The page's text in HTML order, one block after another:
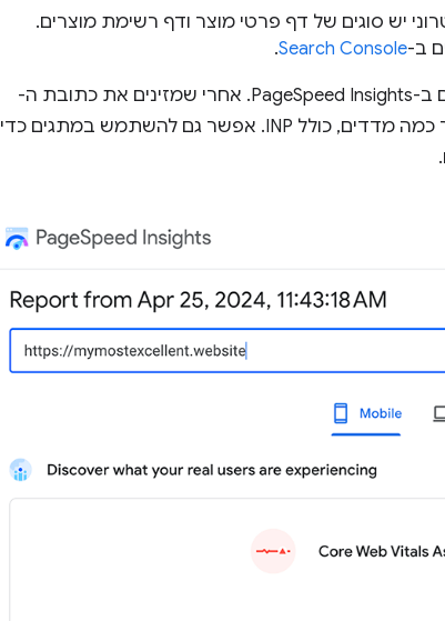
יש סוגים של דף פרטי מוצר ודף רשימת מוצרים.
Search Console
.
כנקודת התחלה, אפשר להזין את כתובת האתר שלכם ב-PageSpeed Insights. אחרי שמזינים את כתובת ה-
URL, מוצגים נתוני השדה שלה – אם הם זמינים – עבור כמה מדדים, כולל INP. אפשר גם להשתמש במתגים כדי